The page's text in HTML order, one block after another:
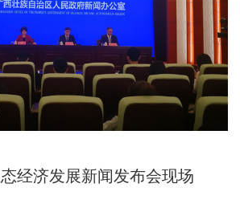
经济发展新闻发布会现场